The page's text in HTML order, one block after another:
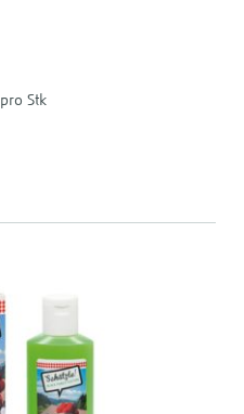
pro Stk